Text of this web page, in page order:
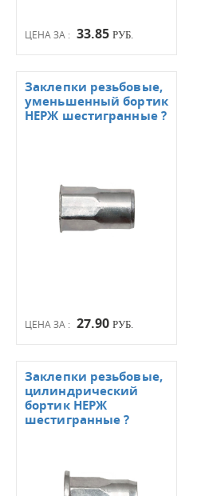
ЦЕНА ЗА : 33.85 РУБ.
ЦЕНА ЗА : 27.90 РУБ.
Заклепки резьбовые,
уменьшенный бортик
НЕРЖ шестигранные ?
Заклепки резьбовые,
цилиндрический
бортик НЕРЖ
шестигранные ?